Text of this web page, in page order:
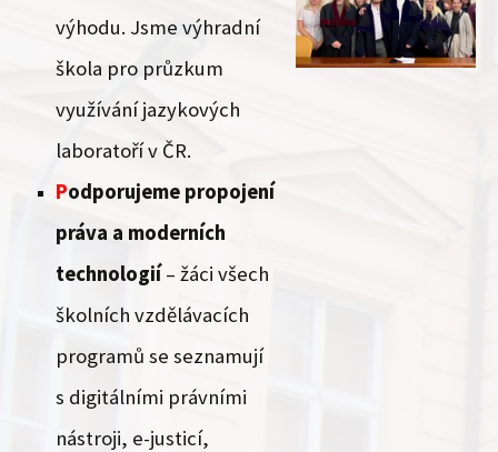
výhodu. Jsme výhradní
škola pro průzkum
využívání jazykových
laboratoří v ČR.
Podporujeme propojení
práva a moderních
technologií– žáci všech
školních vzdělávacích
programů se seznamují
s digitálními právními
nástroji, e-justicí,